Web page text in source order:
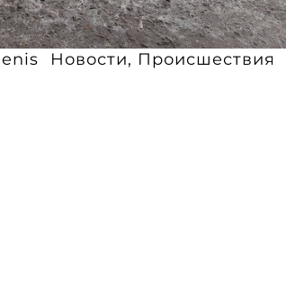
Новости, Происшествия